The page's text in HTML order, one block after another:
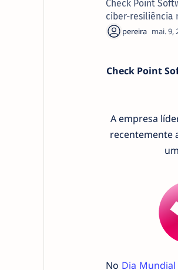
Check Point
ciber-resiliência
Check Point
A empresa
recentemente
No Dia